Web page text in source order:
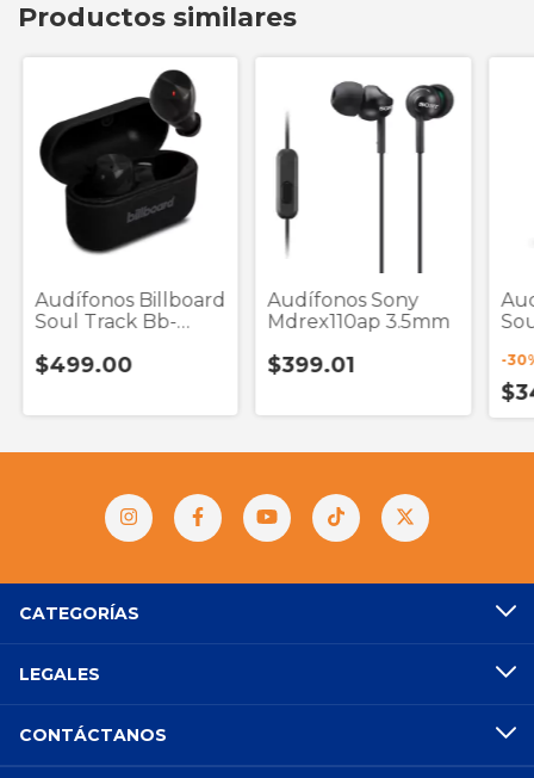
Productos similares
Audífonos Billboard
Soul Track Bb-
Wireless
$499.00
Audífonos Sony
Mdrex110ap 3.5mm
$399.01 -30
CATEGORÍAS
LEGALES
CONTÁCTANOS